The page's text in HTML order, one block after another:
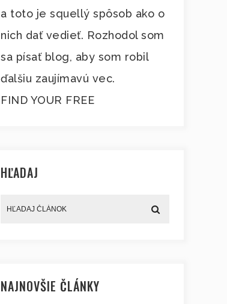
a toto je squellý spôsob ako o
nich dať vedieť. Rozhodol som
sa písať blog, aby som robil
ďalšiu zaujímavú vec.
FIND YOUR FREE
HĽADAJ
NAJNOVŠIE ČLÁNKY